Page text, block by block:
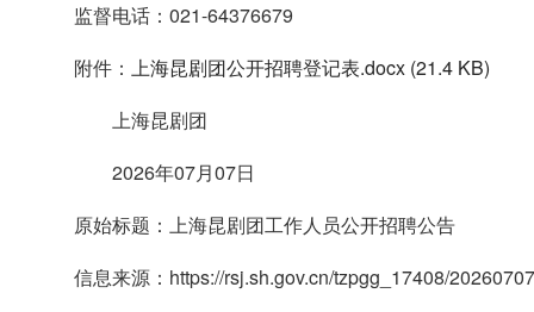
监督电话：021-64376679
附件： 上海昆剧团公开招聘登记表.docx (21.4 KB)
上海昆剧团
2026年07月07日
原始标题：上海昆剧团工作人员公开招聘公告
信息来源：https://rsj.sh.gov.cn/tzpgg_17408/